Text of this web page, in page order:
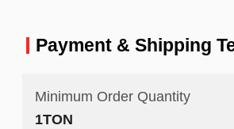
Payment & Shipping
Minimum Order Quantity
1TON